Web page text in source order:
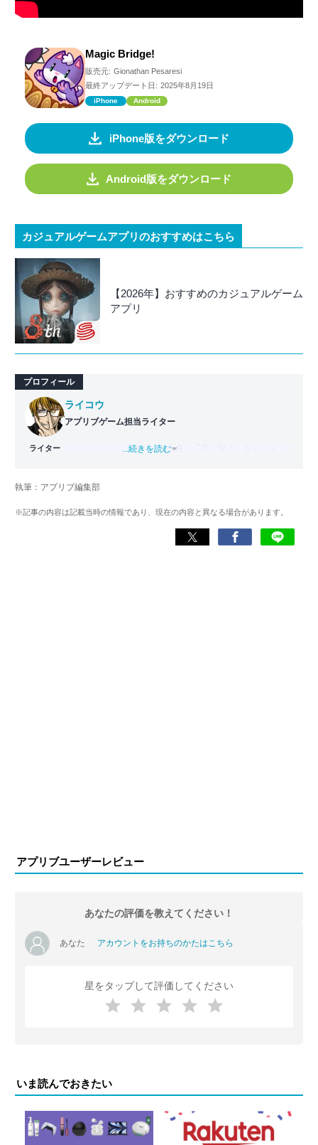
Magic Bridge!
販売元: Gionathan Pesaresi
最終アップデート日: 2025年8月19日
iPhone Android
iPhone版をダウンロード
Android版をダウンロード
カジュアルゲームアプリのおすすめはこちら
【2026年】おすすめのカジュアルゲーム
アプリ
プロフィール
ライター
ライコウ
アプリブゲーム担当ライター
バンタンゲームアカデミー 出身。「広く深く」をモットー
ゲームだけでも1,000本以上。ゲーム開発者を目指した経験
くして面白さを引き出し、人々に伝えるためゲームライタ
...続きを読む
執筆：アプリブ編集部
※記事の内容は記載当時の情報であり、現在の内容と異なる場合があります。
アプリブユーザーレビュー
あなたの評価を教えてください！
あなた アカウントをお持ちのかたはこちら
星をタップして評価してください
いま読んでおきたい